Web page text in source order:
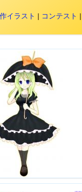
イラスト | コンテスト |